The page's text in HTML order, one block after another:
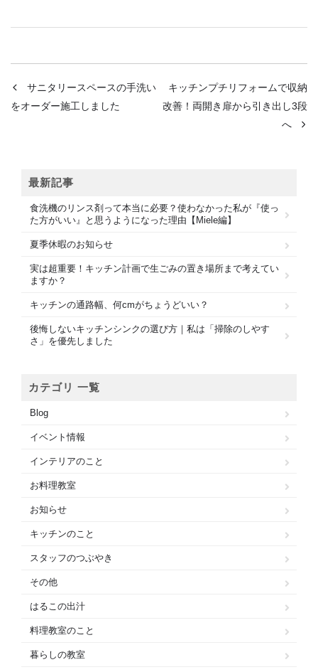
サニタリースペースの手洗い
をオーダー施工しました
キッチンプチリフォームで収納
改善！両開き扉から引き出し3段
へ
最新記事
食洗機のリンス剤って本当に必要？使わなかった私が『使っ
た方がいい』と思うようになった理由【Miele編】
夏季休暇のお知らせ
実は超重要！キッチン計画で生ごみの置き場所まで考えてい
ますか？
キッチンの通路幅、何cmがちょうどいい？
後悔しないキッチンシンクの選び方｜私は「掃除のしやす
さ」を優先しました
カテゴリ 一覧
Blog
イベント情報
インテリアのこと
お料理教室
お知らせ
キッチンのこと
スタッフのつぶやき
その他
はるこの出汁
料理教室のこと
暮らしの教室